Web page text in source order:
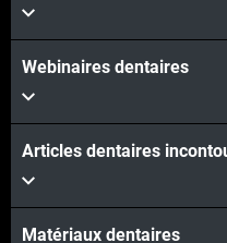
Webinaires dentaires
Articles dentaires
Matériaux dentaires